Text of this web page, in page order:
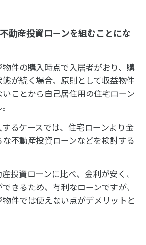
動産投資ローンを組むことにな
件の購入時点で入居者がおり、購
が続く場合、原則として収益物件
ことから自己居住用の住宅ローン
るケースでは、住宅ローンより金
不動産投資ローンなどを検討する
投資ローンに比べ、金利が安く、
きるため、有利なローンですが、
件では使えない点がデメリットと